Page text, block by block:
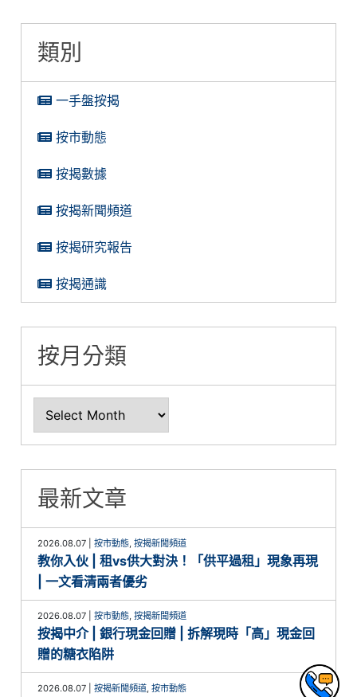
類別
一手盤按揭
按市動態
按揭數據
按揭新聞頻道
按揭研究報告
按揭通識
按月分類
最新文章
2026.08.07 |按市動態,按揭新聞頻道
教你入伙 | 租vs供大對決！「供平過租」現象再現
| 一文看清兩者優劣
2026.08.07 |按市動態,按揭新聞頻道
按揭中介 | 銀行現金回贈 | 拆解現時「高」現金回
贈的糖衣陷阱
2026.08.07 |按揭新聞頻道,按市動態